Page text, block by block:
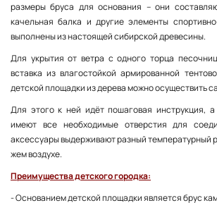
размеры бруса для основания – они
качельная балка и другие элементы
выполнены из настоящей сибирской древесины.
Для укрытия от ветра с одного торца
вставка из влагостойкой армированной
детской площадки из дерева можно осуществить
Для этого к ней идёт пошаговая инструкция,
имеют все необходимые отверстия для
аксессуары выдерживают разный температурный
жем воздухе.
Преимущества детского городка:
- Основанием детской площадки является брус